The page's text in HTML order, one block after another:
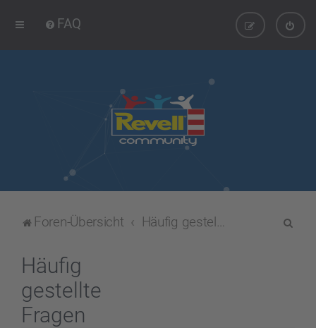
FAQ
Foren-Übersicht Häufig gestellte Fragen
Häufig
gestellte
Fragen